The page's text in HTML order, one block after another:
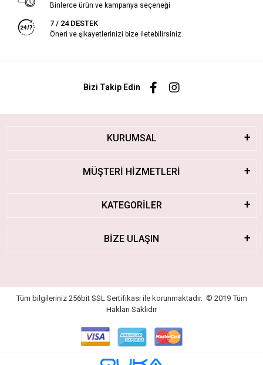
Binlerce ürün ve kampanya seçeneği
7 / 24 DESTEK
Öneri ve şikayetlerinizi bize iletebilirsiniz.
Bizi Takip Edin
KURUMSAL
MÜŞTERİ HİZMETLERİ
KATEGORİLER
BİZE ULAŞIN
Tüm bilgileriniz 256bit SSL Sertifikası ile korunmaktadır. © 2019 Tüm
Hakları Saklıdır